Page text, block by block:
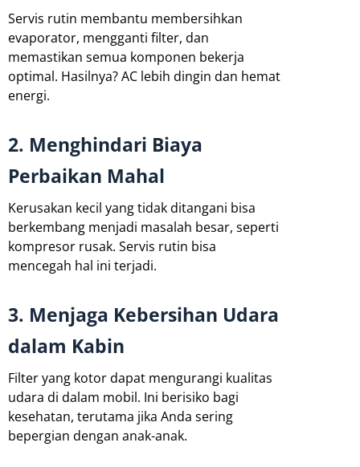
Servis rutin membantu membersihkan
evaporator, mengganti filter, dan
memastikan semua komponen bekerja
optimal. Hasilnya? AC lebih dingin dan hemat
energi.
2. Menghindari Biaya
Perbaikan Mahal
Kerusakan kecil yang tidak ditangani bisa
berkembang menjadi masalah besar, seperti
kompresor rusak. Servis rutin bisa
mencegah hal ini terjadi.
3. Menjaga Kebersihan Udara
dalam Kabin
Filter yang kotor dapat mengurangi kualitas
udara di dalam mobil. Ini berisiko bagi
kesehatan, terutama jika Anda sering
bepergian dengan anak-anak.